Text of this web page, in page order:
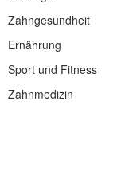
Zahngesundheit
Ernährung
Sport und Fitness
Zahnmedizin